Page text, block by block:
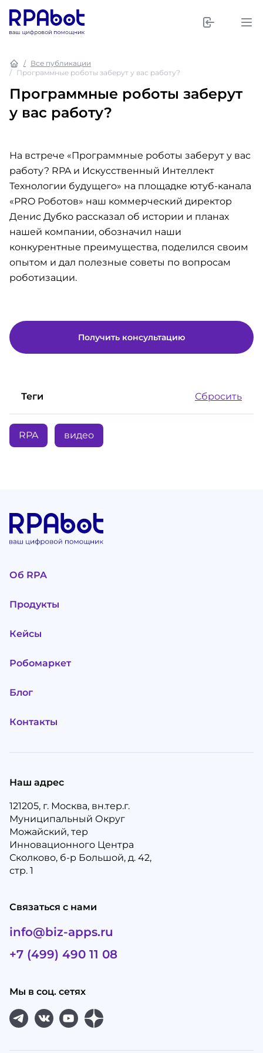
Все публикации
Программные роботы заберут у вас работу?
Программные роботы заберут
у вас работу?
На встрече «Программные роботы заберут у вас
работу? RPA и Искусственный Интеллект
Технологии будущего» на площадке ютуб-канала
«PRO Роботов» наш коммерческий директор
Денис Дубко рассказал об истории и планах
нашей компании, обозначил наши
конкурентные преимущества, поделился своим
опытом и дал полезные советы по вопросам
роботизации.
Получить консультацию
Теги Сбросить
RPA видео
Об RPA
Продукты
Кейсы
Робомаркет
Блог
Контакты
Наш адрес
121205, г. Москва, вн.тер.г.
Муниципальный Округ
Можайский, тер
Инновационного Центра
Сколково, б-р Большой, д. 42,
стр. 1
Связаться с нами
info@biz-apps.ru
+7 (499) 490 11 08
Мы в соц. сетях